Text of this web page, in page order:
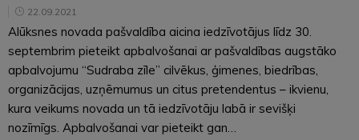
22.09.2021
Alūksnes novada pašvaldība aicina iedzīvotājus līdz 30.
septembrim pieteikt apbalvošanai ar pašvaldības augstāko
apbalvojumu “Sudraba zīle” cilvēkus, ģimenes, biedrības,
organizācijas, uzņēmumus un citus pretendentus – ikvienu,
kura veikums novada un tā iedzīvotāju labā ir sevišķi
nozīmīgs. Apbalvošanai var pieteikt gan…